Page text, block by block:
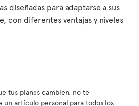
diseñadas para adaptarse a sus
con diferentes ventajas y niveles
tus planes cambien, no te
un artículo personal para todos los